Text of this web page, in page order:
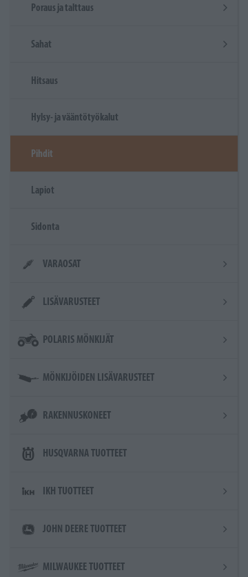
Poraus ja talttaus
Sahat
Hitsaus
Hylsy- ja vääntötyökalut
Pihdit
Lapiot
Sidonta
VARAOSAT
LISÄVARUSTEET
POLARIS MÖNKIJÄT
MÖNKIJÖIDEN LISÄVARUSTEET
RAKENNUSKONEET
HUSQVARNA TUOTTEET
IKH TUOTTEET
JOHN DEERE TUOTTEET
MILWAUKEE TUOTTEET